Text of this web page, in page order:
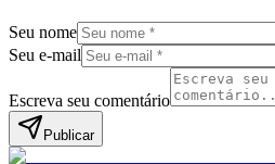
Seu nome
Seu e-mail
Escreva seu comentário
Publicar